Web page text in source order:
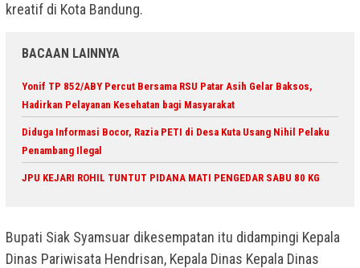
kreatif di Kota Bandung.
BACAAN LAINNYA
Yonif TP 852/ABY Percut Bersama RSU Patar Asih Gelar Baksos,
Hadirkan Pelayanan Kesehatan bagi Masyarakat
Diduga Informasi Bocor, Razia PETI di Desa Kuta Usang Nihil Pelaku
Penambang Ilegal
JPU KEJARI ROHIL TUNTUT PIDANA MATI PENGEDAR SABU 80 KG
Bupati Siak Syamsuar dikesempatan itu didampingi Kepala
Dinas Pariwisata Hendrisan, Kepala Dinas Kepala Dinas